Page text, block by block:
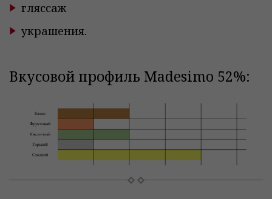
гляссаж
украшения.
Вкусовой профиль Madesimo 52%: